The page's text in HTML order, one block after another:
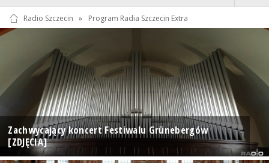
Radio Szczecin » Program Radia Szczecin Extra
Zachwycający koncert Festiwalu Grünebergów
[ZDJĘCIA]